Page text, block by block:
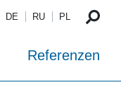
DE RU PL
Referenzen